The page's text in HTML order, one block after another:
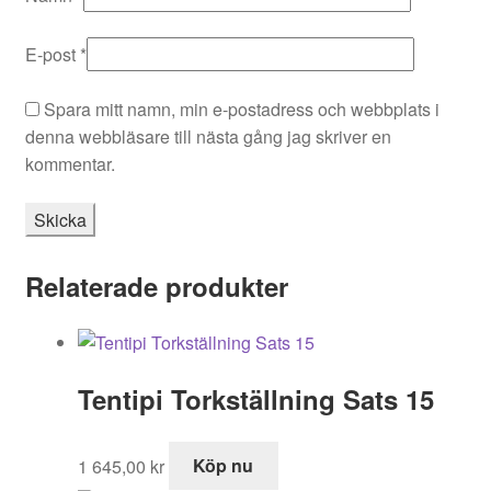
E-post *
Spara mitt namn, min e-postadress och webbplats i
denna webbläsare till nästa gång jag skriver en
kommentar.
Relaterade produkter
Tentipi Torkställning Sats 15
1 645,00 kr Köp nu